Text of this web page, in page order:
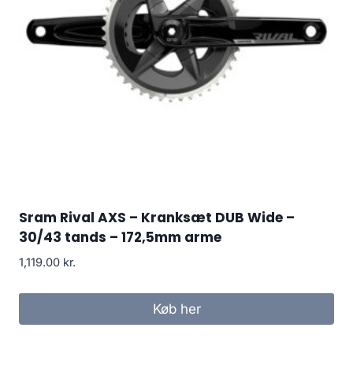
Sram Rival AXS – Kranksæt DUB Wide –
30/43 tands – 172,5mm arme
1,119.00 kr.
Køb her